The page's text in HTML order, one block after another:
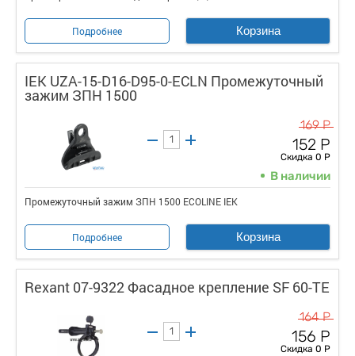
Подробнее Корзина
IEK UZA-15-D16-D95-0-ECLN Промежуточный
зажим ЗПН 1500
169 Р
152 Р
Скидка 0 Р
В наличии
Промежуточный зажим ЗПН 1500 ECOLINE IEK
Подробнее Корзина
Rexant 07-9322 Фасадное крепление SF 60-TE
164 Р
156 Р
Скидка 0 Р